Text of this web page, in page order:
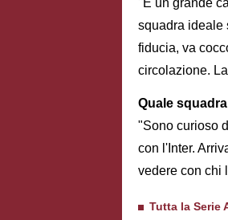
"È un grande
squadra ideale
fiducia, va
circolazione.
Quale
"Sono curioso
con l'Inter.
vedere con chi
Tutta la Serie